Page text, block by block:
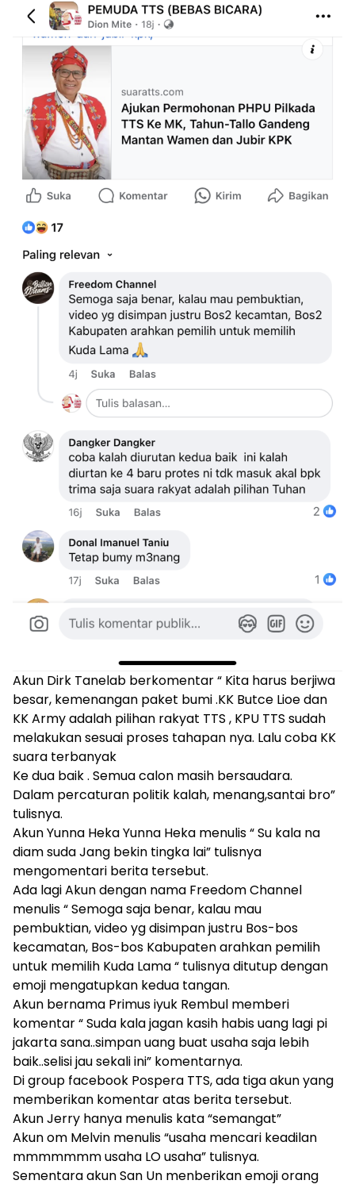
Akun Dirk Tanelab berkomentar “ Kita harus berjiwa
besar, kemenangan paket bumi .KK Butce Lioe dan
KK Army adalah pilihan rakyat TTS , KPU TTS sudah
melakukan sesuai proses tahapan nya. Lalu coba KK
suara terbanyak
Ke dua baik . Semua calon masih bersaudara.
Dalam percaturan politik kalah, menang,santai bro”
tulisnya.
Akun Yunna Heka Yunna Heka menulis “ Su kala na
diam suda Jang bekin tingka lai” tulisnya
mengomentari berita tersebut.
Ada lagi Akun dengan nama Freedom Channel
menulis “ Semoga saja benar, kalau mau
pembuktian, video yg disimpan justru Bos-bos
kecamatan, Bos-bos Kabupaten arahkan pemilih
untuk memilih Kuda Lama “ tulisnya ditutup dengan
emoji mengatupkan kedua tangan.
Akun bernama Primus iyuk Rembul memberi
komentar “ Suda kala jagan kasih habis uang lagi pi
jakarta sana..simpan uang buat usaha saja lebih
baik..selisi jau sekali ini” komentarnya.
Di group facebook Pospera TTS, ada tiga akun yang
memberikan komentar atas berita tersebut.
Akun Jerry hanya menulis kata “semangat”
Akun om Melvin menulis “usaha mencari keadilan
mmmmmmm usaha LO usaha” tulisnya.
Sementara akun San Un menberikan emoji orang